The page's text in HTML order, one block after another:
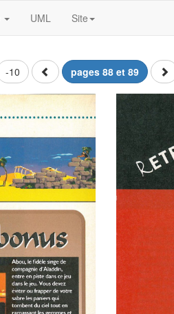
UML Site
-10 pages 88 et 89